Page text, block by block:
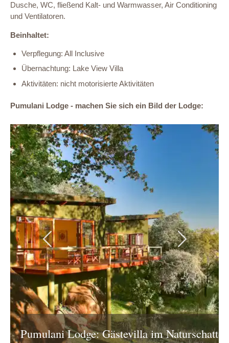
Dusche, WC, fließend Kalt- und Warmwasser, Air Conditioning
und Ventilatoren.
Beinhaltet:
Verpflegung: All Inclusive
Übernachtung: Lake View Villa
Aktivitäten: nicht motorisierte Aktivitäten
Pumulani Lodge - machen Sie sich ein Bild der Lodge:
Pumulani Lodge: Gästevilla im Naturschatten
Previous Next